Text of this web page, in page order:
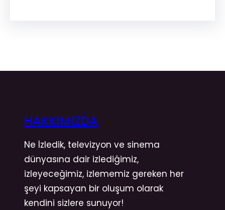
HAKKIMIZDA
Ne İzledik, televizyon ve sinema
dünyasına dair izlediğimiz,
izleyeceğimiz, izlememiz gereken her
şeyi kapsayan bir oluşum olarak
kendini sizlere sunuyor!